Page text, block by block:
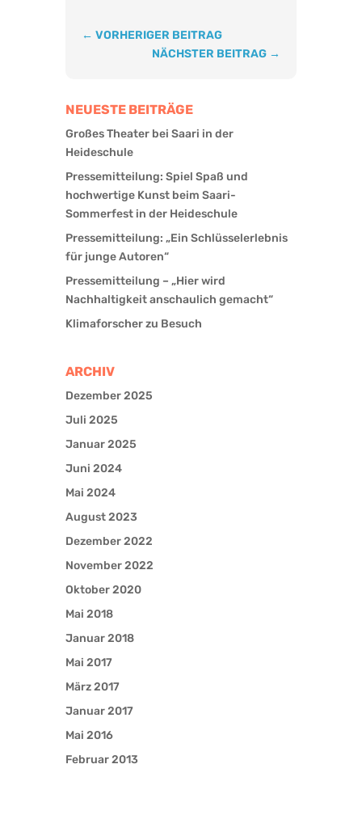
← VORHERIGER BEITRAG
NÄCHSTER BEITRAG →
NEUESTE BEITRÄGE
Großes Theater bei Saari in der
Heideschule
Pressemitteilung: Spiel Spaß und
hochwertige Kunst beim Saari-
Sommerfest in der Heideschule
Pressemitteilung: „Ein Schlüsselerlebnis
für junge Autoren“
Pressemitteilung – „Hier wird
Nachhaltigkeit anschaulich gemacht“
Klimaforscher zu Besuch
ARCHIV
Dezember 2025
Juli 2025
Januar 2025
Juni 2024
Mai 2024
August 2023
Dezember 2022
November 2022
Oktober 2020
Mai 2018
Januar 2018
Mai 2017
März 2017
Januar 2017
Mai 2016
Februar 2013